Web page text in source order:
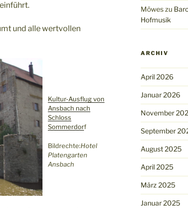
und alle wertvollen
Kultur-Ausflug von
Ansbach nach
Schloss
Sommerdorf
Bildrechte:Hotel
Platengarten
Ansbach
Möweszu
Hofmusik
ARCHIV
April 2026
Januar 2026
November
September
August 2025
April 2025
März 2025
Januar 2025